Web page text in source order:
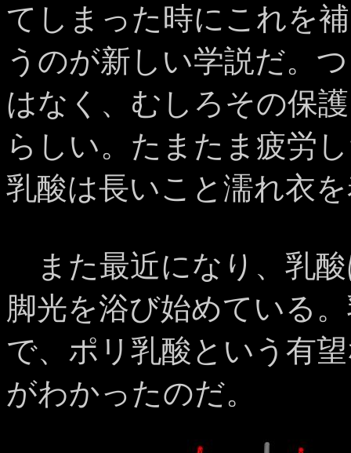
てしまった時にこれを
うのが新しい学説だ。
はなく、むしろその保
らしい。たまたま疲労
乳酸は長いこと濡れ衣
また最近になり、乳
脚光を浴び始めている
で、ポリ乳酸という有
がわかったのだ。